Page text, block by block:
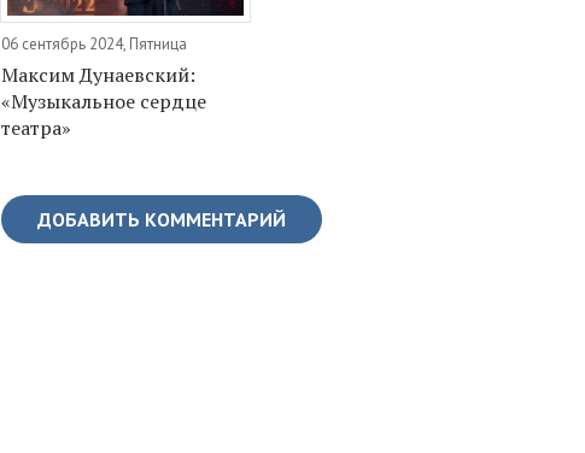
06 сентябрь 2024, Пятница
Максим Дунаевский:
«Музыкальное сердце
театра»
ДОБАВИТЬ КОММЕНТАРИЙ